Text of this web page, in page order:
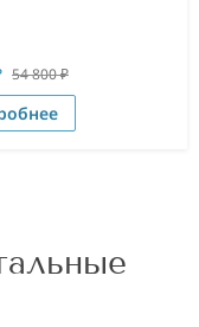
54 800₽